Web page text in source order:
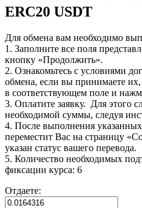
ERC20 USDT
Для обмена вам необходимо
1. Заполните все поля
кнопку «Продолжить».
2. Ознакомьтесь с условиями
обмена, если вы принимаете их,
в соответствующем поле и
3. Оплатите заявку. Для этого
необходимой суммы, следуя
4. После выполнения
переместит Вас на страницу
указан статус вашего перевода.
5. Количество необходимых
фиксации курса: 6
Отдаете: